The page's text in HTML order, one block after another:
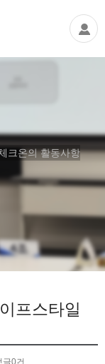
크온의 활동사항
프스타일
글0건